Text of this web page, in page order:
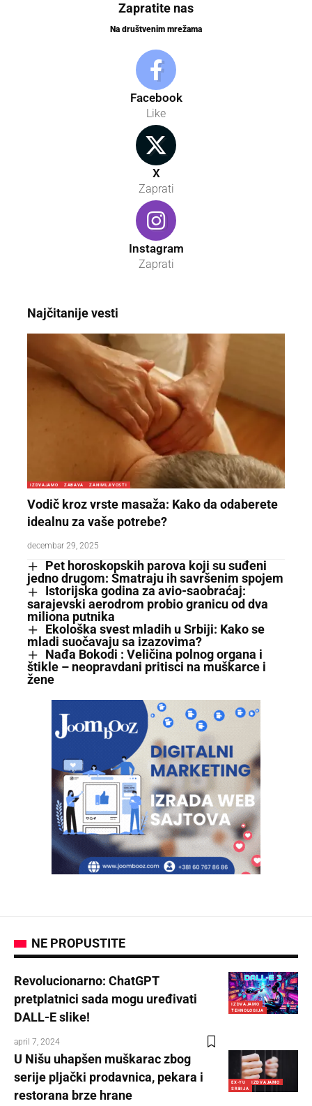
Zapratite nas
Na društvenim mrežama
Facebook
Like
X
Zaprati
Instagram
Zaprati
Najčitanije vesti
IZDVAJAMO ZABAVA ZANIMLJIVOSTI
Vodič kroz vrste masaža: Kako da odaberete
idealnu za vaše potrebe?
decembar 29, 2025
Pet horoskopskih parova koji su suđeni
jedno drugom: Smatraju ih savršenim spojem
Istorijska godina za avio-saobraćaj:
sarajevski aerodrom probio granicu od dva
miliona putnika
Ekološka svest mladih u Srbiji: Kako se
mladi suočavaju sa izazovima?
Nađa Bokodi : Veličina polnog organa i
štikle – neopravdani pritisci na muškarce i
žene
NE PROPUSTITE
IZDVAJAMO
TEHNOLOGIJA
Revolucionarno: ChatGPT
pretplatnici sada mogu uređivati
DALL-E slike!
april 7, 2024
EX-YU
IZDVAJAMO
SRBIJA
U Nišu uhapšen muškarac zbog
serije pljački prodavnica, pekara i
restorana brze hrane